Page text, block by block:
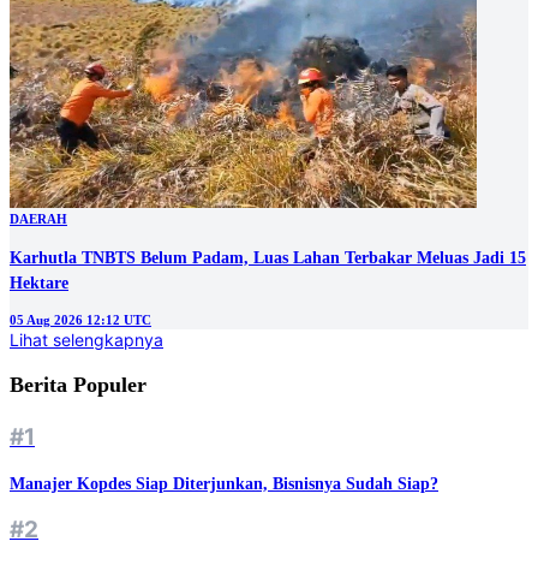
DAERAH
Karhutla TNBTS Belum Padam, Luas Lahan Terbakar Meluas Jadi 15
Hektare
05 Aug 2026 12:12 UTC
Lihat selengkapnya
Berita Populer
#1
Manajer Kopdes Siap Diterjunkan, Bisnisnya Sudah Siap?
#2